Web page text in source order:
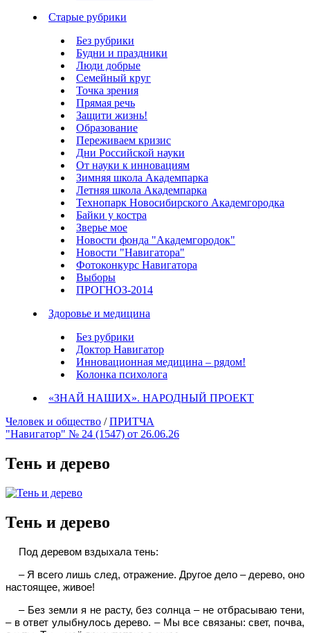
Старые рубрики
Без рубрики
Будни и праздники
Люди добрые
Семейный круг
Точка зрения
Прямая речь
Защити жизнь!
Образование
Переживаем кризис
Дни Российской науки
От науки к инновациям
Зимняя школа Академпарка
Летняя школа Академпарка
Технопарк Новосибирского Академгородка
Байки у костра
Зверье мое
Новости фонда "Академгородок"
Новости "Навигатора"
Фотоконкурс Навигатора
Выборы
ПРОГНОЗ-2014
Здоровье и медицина
Без рубрики
Доктор Навигатор
Инновационная медицина – рядом!
Колонка психолога
«ЗНАЙ НАШИХ». НАРОДНЫЙ ПРОЕКТ
Человек и общество /ПРИТЧА
"Навигатор" № 24 (1547) от 26.06.26
Тень и дерево
Тень и дерево
Под деревом вздыхала тень:
– Я всего лишь след, отражение. Другое дело – дерево, оно
настоящее, живое!
– Без земли я не расту, без солнца – не отбрасываю тени,
– в ответ улыбнулось дерево. – Мы все связаны: свет, почва,